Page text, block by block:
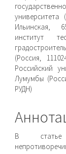
статьи
Ильинская,
институт
(Россия,
Российский
Лумумбы
РУДН)
В статье